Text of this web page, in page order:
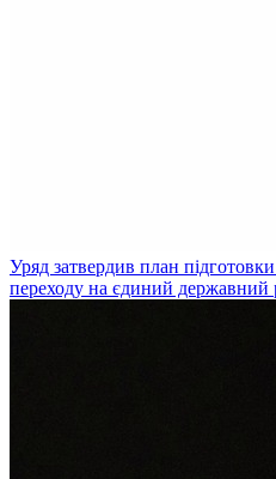
Уряд затвердив план
переходу на єдиний державний